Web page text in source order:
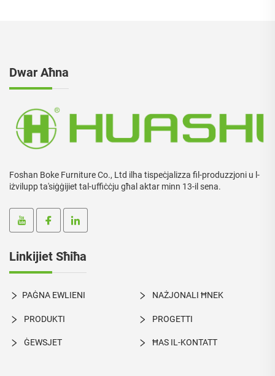
Dwar Aħna
Foshan Boke Furniture Co., Ltd ilha tispeċjalizza fil-produzzjoni u l-
iżvilupp ta'siġġijiet tal-uffiċċju għal aktar minn 13-il sena.
Linkijiet Sħiħa
PAĠNA EWLIENI NAŻJONALI ĦNEK
PRODUKTI PROGETTI
ĠEWSJET ĦAS IL-KONTATT